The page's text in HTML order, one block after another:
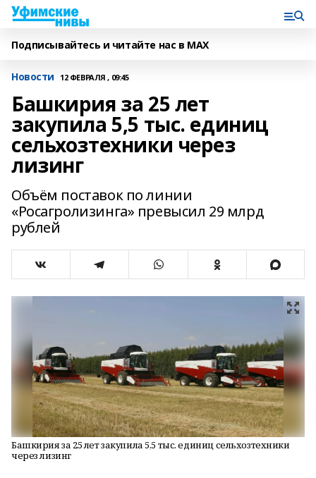
Подписывайтесь и читайте нас в MAX
Новости 12 ФЕВРАЛЯ , 09:45
Башкирия за 25 лет
закупила 5,5 тыс. единиц
сельхозтехники через
лизинг
Объём поставок по линии
«Росагролизинга» превысил 29 млрд
рублей
Башкирия за 25 лет закупила 5,5 тыс. единиц сельхозтехники
через лизинг